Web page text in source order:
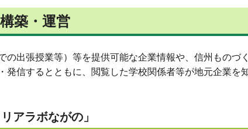
築・運営
出張授業等）等を提供可能な企業情報や、信州もの
信するとともに、閲覧した学校関係者等が地元企業を
アラボながの」